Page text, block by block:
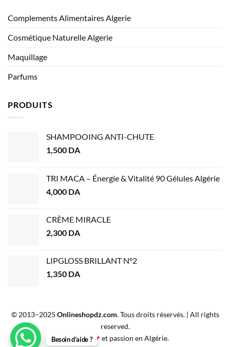
Complements Alimentaires Algerie
Cosmétique Naturelle Algerie
Maquillage
Parfums
PRODUITS
SHAMPOOING ANTI-CHUTE
1,500 DA
TRI MACA – Énergie & Vitalité 90 Gélules Algérie
4,000 DA
CRÈME MIRACLE
2,300 DA
LIPGLOSS BRILLANT N°2
1,350 DA
© 2013–2025 Onlineshopdz.com. Tous droits réservés. | All rights
reserved.
Créé avec ❤ et passion en Algérie.
Besoin d’aide ?